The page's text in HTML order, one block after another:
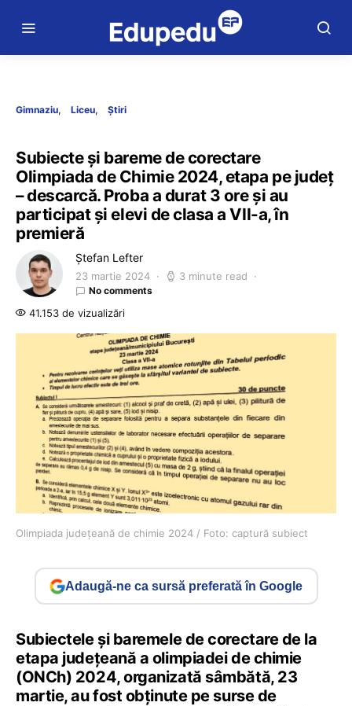
Gimnaziu Liceu Știri
Subiecte și bareme de corectare
Olimpiada de Chimie 2024, etapa pe județ
– descarcă. Proba a durat 3 ore și au
participat și elevi de clasa a VII-a, în
premieră
Ștefan Lefter
23 martie 2024 3 minute read
No comments
41.153 de vizualizări
Olimpiada județeană de chimie 2024 / Foto: captură subiect
Adaugă-ne ca sursă preferată în Google
Subiectele și baremele de corectare de la
etapa județeană a olimpiadei de chimie
(ONCh) 2024, organizată sâmbătă, 23
martie, au fost obținute pe surse de